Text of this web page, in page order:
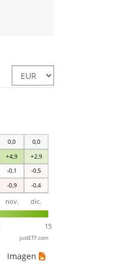
-0,9 -0,4
-0,1 -0,5
+4,9 +2,9
0,0 0,0
15
nov. dic.
justETF.com
Imagen